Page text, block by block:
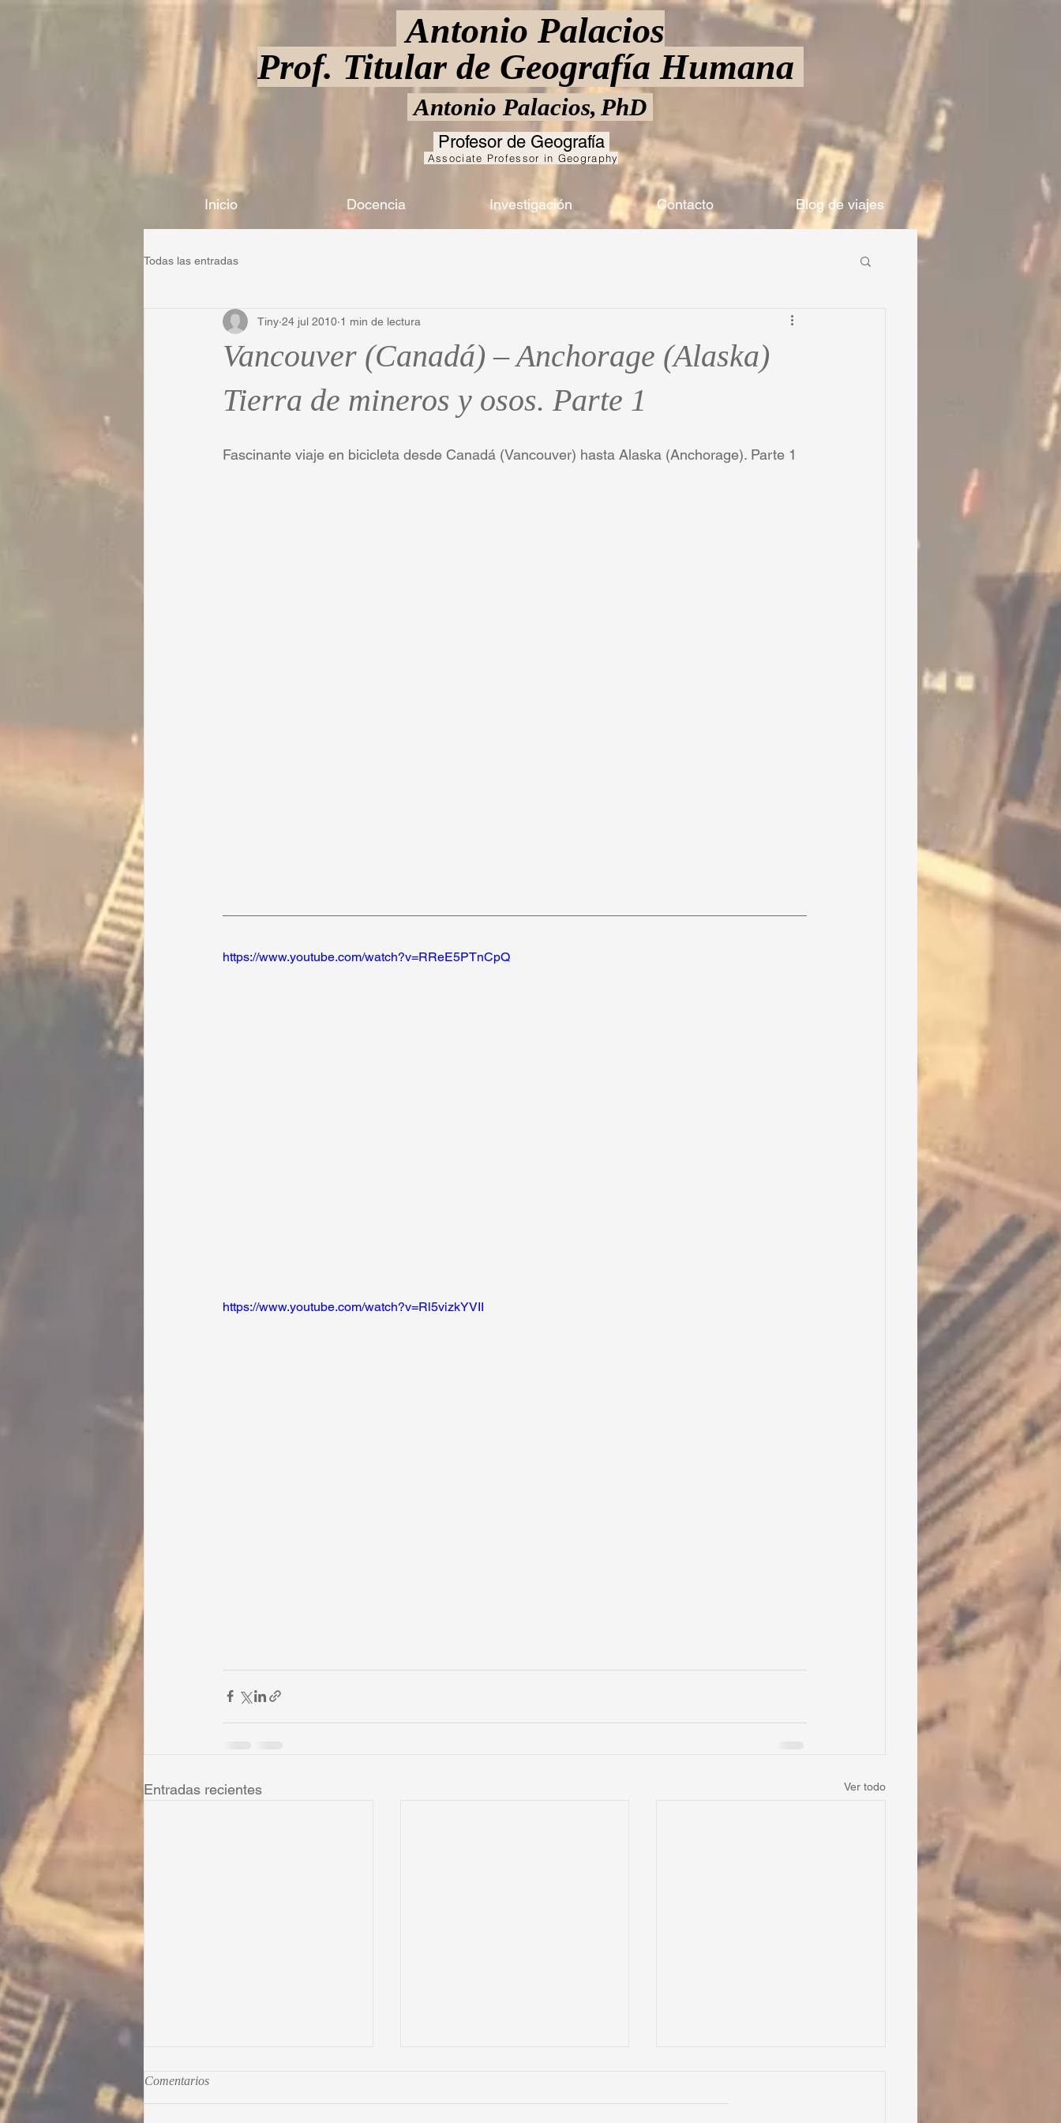
Profesor de Geografía
Associate Professor in Geography
Antonio Palacios
Prof. Titular de Geografía Humana
Antonio Palacios, PhD
Inicio Docencia Investigación Contacto Blog de viajes
Todas las entradas
Vancouver (Canadá) – Anchorage (Alaska)
Tierra de mineros y osos. Parte 1
Tiny 24 jul 2010 1 min de lectura
Fascinante viaje en bicicleta desde Canadá (Vancouver) hasta Alaska (Anchorage). Parte 1
https://www.youtube.com/watch?v=RReE5PTnCpQ
https://www.youtube.com/watch?v=Rl5vizkYVII
Entradas recientes Ver todo
Comentarios